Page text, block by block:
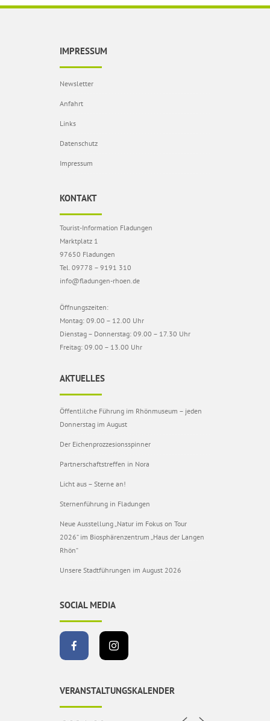
IMPRESSUM
Newsletter
Anfahrt
Links
Datenschutz
Impressum
KONTAKT
Tourist-Information Fladungen
Marktplatz 1
97650 Fladungen
Tel. 09778 – 9191 310
info@fladungen-rhoen.de
Öffnungszeiten:
Montag: 09.00 – 12.00 Uhr
Dienstag – Donnerstag: 09.00 – 17.30 Uhr
Freitag: 09.00 – 13.00 Uhr
AKTUELLES
Öffentlilche Führung im Rhönmuseum – jeden
Donnerstag im August
Der Eichenprozzesionsspinner
Partnerschaftstreffen in Nora
Licht aus – Sterne an!
Sternenführung in Fladungen
Neue Ausstellung „Natur im Fokus on Tour
2026“ im Biosphärenzentrum „Haus der Langen
Rhön“
Unsere Stadtführungen im August 2026
SOCIAL MEDIA
VERANSTALTUNGSKALENDER